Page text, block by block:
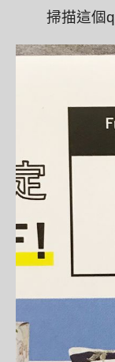
掃描這個